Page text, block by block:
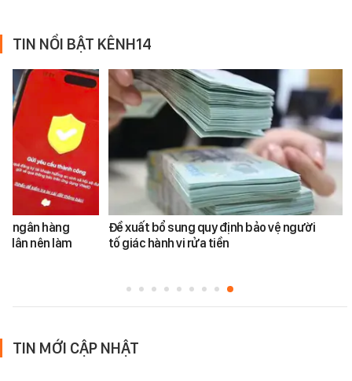
TIN NỔI BẬT KÊNH14
ngân hàng
dân nên làm
Đề xuất bổ sung quy định bảo vệ người
tố giác hành vi rửa tiền
TIN MỚI CẬP NHẬT